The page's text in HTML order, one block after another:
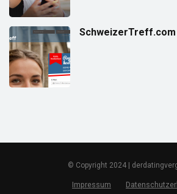
© Copyright 2024 |
Impressum